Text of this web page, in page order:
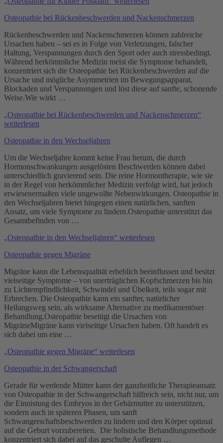
Osteopathie bei Rückenbeschwerden und Nackenschmerzen
Rückenbeschwerden und Nackenschmerzen können zahlreiche
Ursachen haben – sei es in Folge von Verletzungen, falscher
Haltung, Verspannungen durch den Sport oder auch stressbedingt.
Während herkömmliche Medizin meist die Symptome behandelt,
konzentriert sich die Osteopathie bei Rückenbeschwerden auf die
Ursache und mögliche Asymmetrien im Bewegungsapparat,
Blockaden und Verspannungen und löst diese auf sanfte, schonende
Weise.Wie wirkt …
„Osteopathie bei Rückenbeschwerden und Nackenschmerzen“
weiterlesen
Osteopathie in den Wechseljahren
Um die Wechseljahre kommt keine Frau herum, die durch
Hormonschwankungen ausgelösten Beschwerden können dabei
unterschiedlich gravierend sein. Die reine Hormontherapie, wie sie
in der Regel von herkömmlicher Medizin verfolgt wird, hat jedoch
erwiesenermaßen viele ungewollte Nebenwirkungen. Osteopathie in
den Wechseljahren bietet hingegen einen natürlichen, sanften
Ansatz, um viele Symptome zu lindern.Osteopathie unterstützt das
Gesamtbefinden von …
„Osteopathie in den Wechseljahren“ weiterlesen
Osteopathie gegen Migräne
Migräne kann die Lebensqualität erheblich beeinflussen und besitzt
vielseitige Symptome – von unerträglichen Kopfschmerzen bis hin
zu Lichtempfindlichkeit, Schwindel und Übelkeit, teils sogar mit
Erbrechen. Die Osteopathie kann ein sanfter, natürlicher
Heilungsweg sein, als wirksame Alternative zu medikamentöser
Behandlung.Osteopathie beseitigt die Ursachen von
MigräneMigräne kann vielseitige Ursachen haben. Oft handelt es
sich dabei um eine …
„Osteopathie gegen Migräne“ weiterlesen
Osteopathie in der Schwangerschaft
Gerade für werdende Mütter kann der ganzheitliche Therapieansatz
von Osteopathie in der Schwangerschaft hilfreich sein, nicht nur, um
die Einnistung des Embryos in der Gebärmutter zu unterstützen,
sondern auch in späteren Phasen, um sanft
Schwangerschaftsbeschwerden zu lindern und den Körper optimal
auf die Geburt vorzubereiten. Die holistische Behandlungsmethode
konzentriert sich dabei auf das geschulte Auflegen …